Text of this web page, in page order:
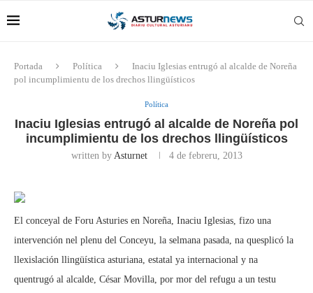
Portada Política
Inaciu Iglesias entrugó al alcalde de Noreña
pol incumplimientu de los drechos llingüísticos
Política
Inaciu Iglesias entrugó al alcalde de Noreña pol
incumplimientu de los drechos llingüísticos
written by Asturnet 4 de febreru, 2013
El conceyal de Foru Asturies en Noreña, Inaciu Iglesias, fizo una
intervención nel plenu del Conceyu, la selmana pasada, na quesplicó la
llexislación llingüística asturiana, estatal ya internacional y na
quentrugó al alcalde, César Movilla, por mor del refugu a un testu